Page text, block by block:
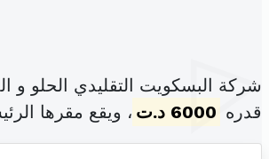
شركة البسكويت التقليدي الحلو
قدره 6000 د.ت ، ويقع مقرها